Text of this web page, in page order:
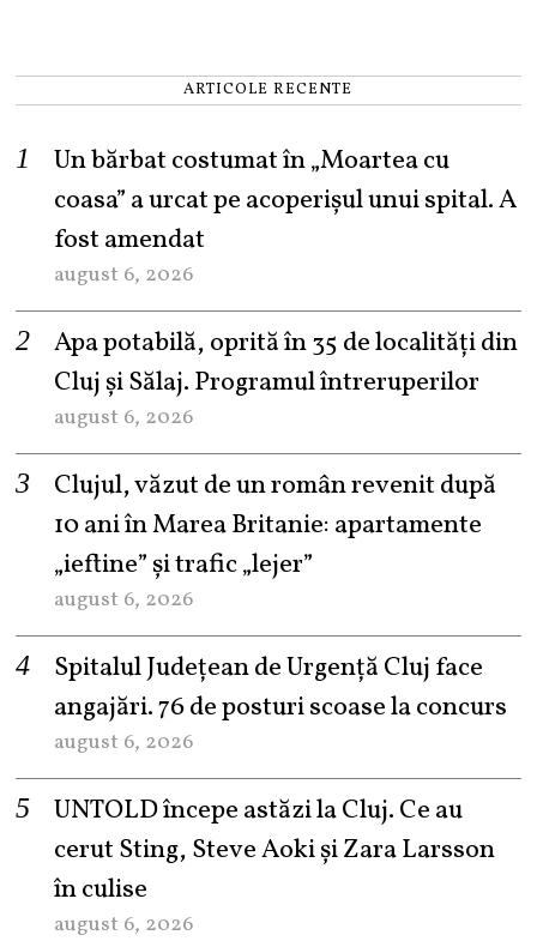
ARTICOLE RECENTE
Un bărbat costumat în „Moartea cu
coasa” a urcat pe acoperișul unui spital. A
fost amendat
august 6, 2026
Apa potabilă, oprită în 35 de localități din
Cluj și Sălaj. Programul întreruperilor
august 6, 2026
Clujul, văzut de un român revenit după
10 ani în Marea Britanie: apartamente
„ieftine” și trafic „lejer”
august 6, 2026
Spitalul Județean de Urgență Cluj face
angajări. 76 de posturi scoase la concurs
august 6, 2026
UNTOLD începe astăzi la Cluj. Ce au
cerut Sting, Steve Aoki și Zara Larsson
în culise
august 6, 2026